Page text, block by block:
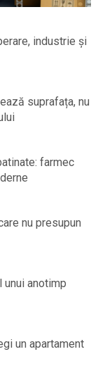
industrie și
suprafața, nu
farmec
nu presupun
unui anotimp
un apartament